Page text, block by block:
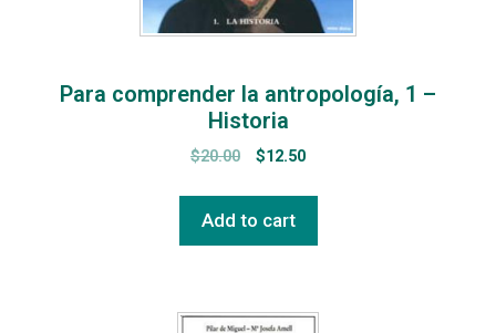
Para comprender la antropología, 1 –
Historia
$20.00 $12.50
Add to cart